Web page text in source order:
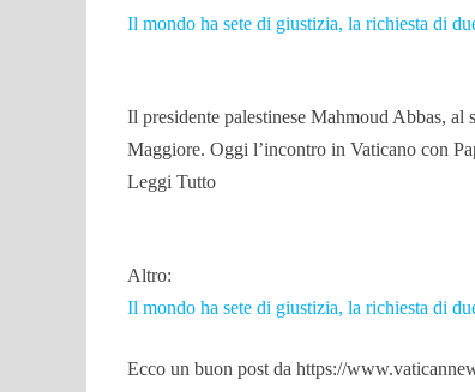
Il mondo ha sete di giustizia, la richiesta di
Il presidente palestinese Mahmoud Abbas,
Maggiore. Oggi l’incontro in Vaticano con
Leggi Tutto
Altro:
Il mondo ha sete di giustizia, la richiesta di
Ecco un buon post da https://